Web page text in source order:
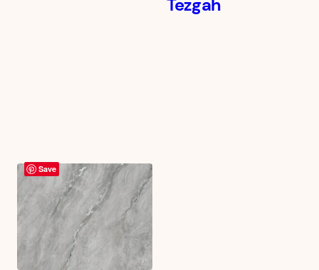
Tezgah
Save